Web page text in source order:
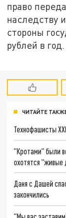
право
наследству
стороны
рублей в год.
ЧИТАЙТЕ
Технофашисты
"Кротами" были
охотятся "живые
Даня с Дашей
закончились